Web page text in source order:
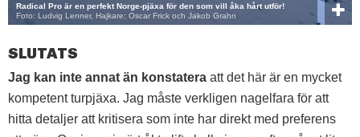
Radical Pro är en perfekt Norge-pjäxa för den som vill åka hårt utför!
Foto: Ludvig Lenner, Hajkare: Oscar Frick och Jakob Grahn
SLUTATS
Jag kan inte annat än konstatera att det här är en mycket
kompetent turpjäxa. Jag måste verkligen nagelfara för att
hitta detaljer att kritisera som inte har direkt med preferens